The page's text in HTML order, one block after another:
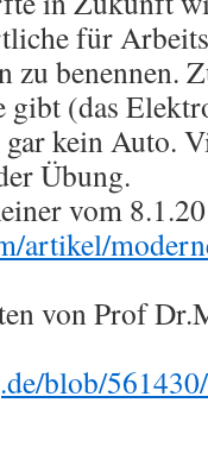
für
zu benennen.
(das
kein Auto.
Übung.
vom
artikel/
von Prof
blob/